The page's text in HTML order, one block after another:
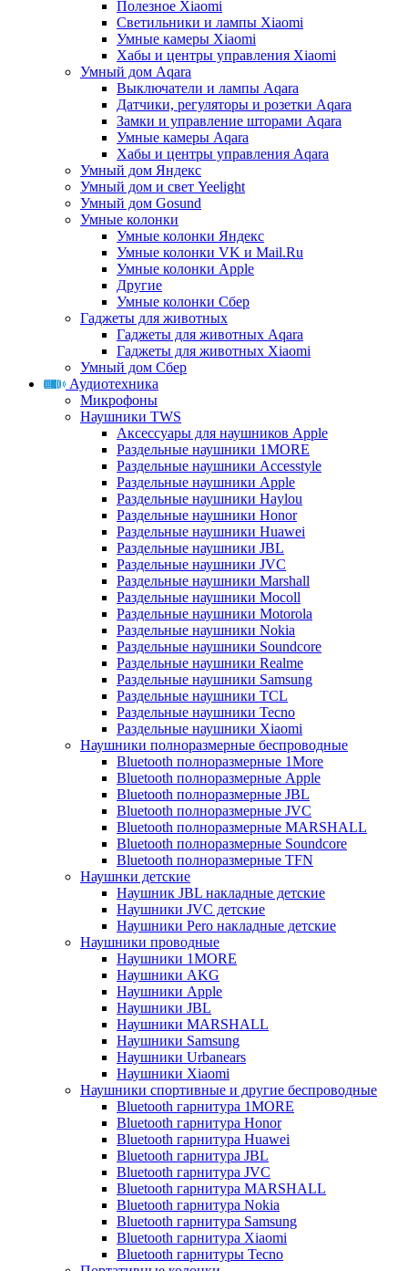
Полезное Xiaomi
Светильники и лампы Xiaomi
Умные камеры Xiaomi
Хабы и центры управления Xiaomi
Умный дом Aqara
Выключатели и лампы Aqara
Датчики, регуляторы и розетки Aqara
Замки и управление шторами Aqara
Умные камеры Aqara
Хабы и центры управления Aqara
Умный дом Яндекс
Умный дом и свет Yeelight
Умный дом Gosund
Умные колонки
Умные колонки Яндекс
Умные колонки VK и Mail.Ru
Умные колонки Apple
Другие
Умные колонки Сбер
Гаджеты для животных
Гаджеты для животных Aqara
Гаджеты для животных Xiaomi
Умный дом Сбер
Аудиотехника
Микрофоны
Наушники TWS
Аксессуары для наушников Apple
Раздельные наушники 1MORE
Раздельные наушники Accesstyle
Раздельные наушники Apple
Раздельные наушники Haylou
Раздельные наушники Honor
Раздельные наушники Huawei
Раздельные наушники JBL
Раздельные наушники JVC
Раздельные наушники Marshall
Раздельные наушники Mocoll
Раздельные наушники Motorola
Раздельные наушники Nokia
Раздельные наушники Soundcore
Раздельные наушники Realme
Раздельные наушники Samsung
Раздельные наушники TCL
Раздельные наушники Tecno
Раздельные наушники Xiaomi
Наушники полноразмерные беспроводные
Bluetooth полноразмерные 1More
Bluetooth полноразмерные Apple
Bluetooth полноразмерные JBL
Bluetooth полноразмерные JVC
Bluetooth полноразмерные MARSHALL
Bluetooth полноразмерные Soundcore
Bluetooth полноразмерные TFN
Наушнки детские
Наушник JBL накладные детские
Наушники JVC детские
Наушники Pero накладные детские
Наушники проводные
Наушники 1MORE
Наушники AKG
Наушники Apple
Наушники JBL
Наушники MARSHALL
Наушники Samsung
Наушники Urbanears
Наушники Xiaomi
Наушники спортивные и другие беспроводные
Bluetooth гарнитура 1MORE
Bluetooth гарнитура Honor
Bluetooth гарнитура Huawei
Bluetooth гарнитура JBL
Bluetooth гарнитура JVC
Bluetooth гарнитура MARSHALL
Bluetooth гарнитура Nokia
Bluetooth гарнитура Samsung
Bluetooth гарнитура Xiaomi
Bluetooth гарнитуры Tecno